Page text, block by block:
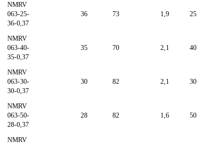
NMRV
063-25-
36-0,37
36 73 1,9 25
NMRV
063-40-
35-0,37
35 70 2,1 40
NMRV
063-30-
30-0,37
30 82 2,1 30
NMRV
063-50-
28-0,37
28 82 1,6 50
NMRV